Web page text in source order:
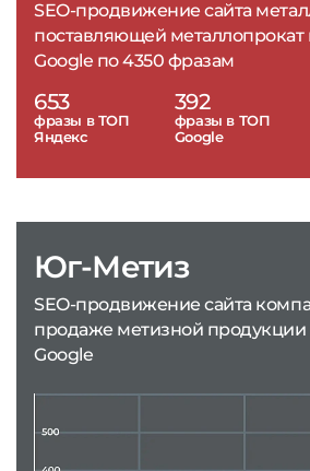
SEO-продвижение сайта
поставляющей
Google по 4350 фразам
653
фразы в ТОП
Яндекс
392
фразы в ТОП
Google
Юг-Метиз
SEO-продвижение сайта
продаже метизной
Google